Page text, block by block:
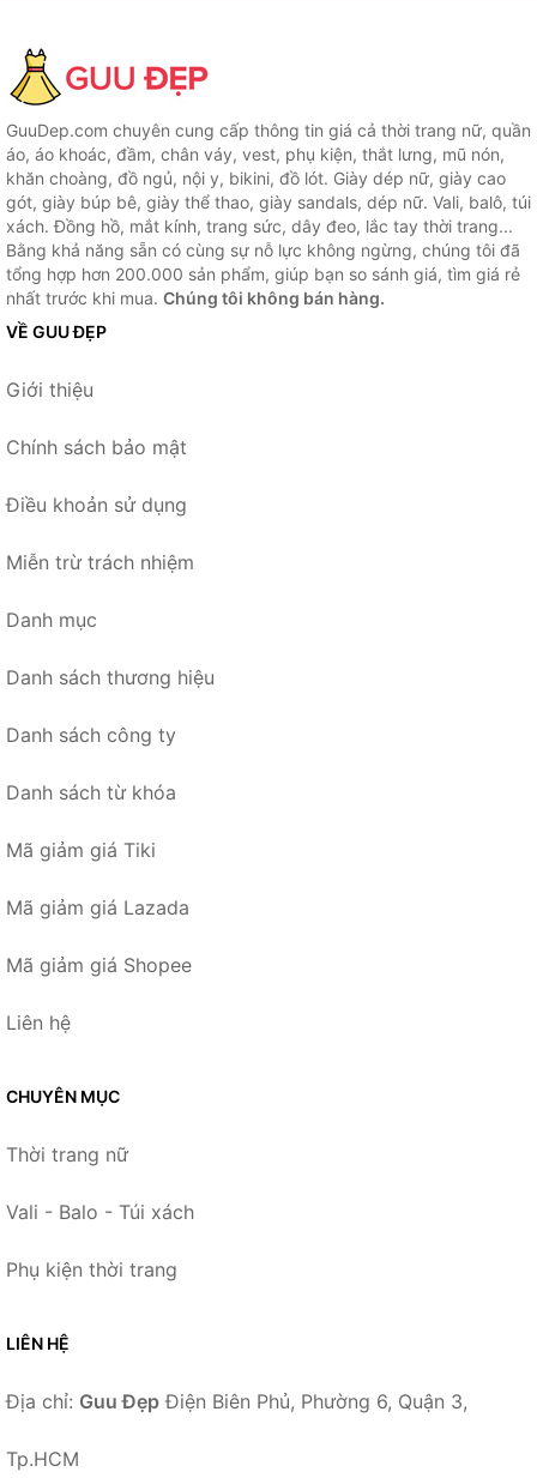
GuuDep.com chuyên cung cấp thông tin giá cả thời trang nữ, quần
áo, áo khoác, đầm, chân váy, vest, phụ kiện, thắt lưng, mũ nón,
khăn choàng, đồ ngủ, nội y, bikini, đồ lót. Giày dép nữ, giày cao
gót, giày búp bê, giày thể thao, giày sandals, dép nữ. Vali, balô, túi
xách. Đồng hồ, mắt kính, trang sức, dây đeo, lắc tay thời trang...
Bằng khả năng sẵn có cùng sự nỗ lực không ngừng, chúng tôi đã
tổng hợp hơn 200.000 sản phẩm, giúp bạn so sánh giá, tìm giá rẻ
nhất trước khi mua. Chúng tôi không bán hàng.
VỀ GUU ĐẸP
Giới thiệu
Chính sách bảo mật
Điều khoản sử dụng
Miễn trừ trách nhiệm
Danh mục
Danh sách thương hiệu
Danh sách công ty
Danh sách từ khóa
Mã giảm giá Tiki
Mã giảm giá Lazada
Mã giảm giá Shopee
Liên hệ
CHUYÊN MỤC
Thời trang nữ
Vali - Balo - Túi xách
Phụ kiện thời trang
LIÊN HỆ
Địa chỉ: Guu Đẹp Điện Biên Phủ, Phường 6, Quận 3,
Tp.HCM